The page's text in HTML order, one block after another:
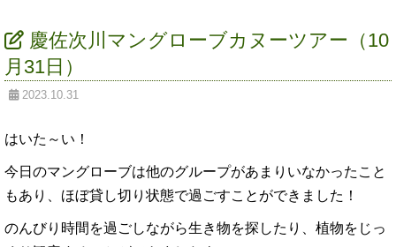
慶佐次川マングローブカヌーツアー（10
月31日）
2023.10.31
はいた～い！
今日のマングローブは他のグループがあまりいなかったこと
もあり、ほぼ貸し切り状態で過ごすことができました！
のんびり時間を過ごしながら生き物を探したり、植物をじっ